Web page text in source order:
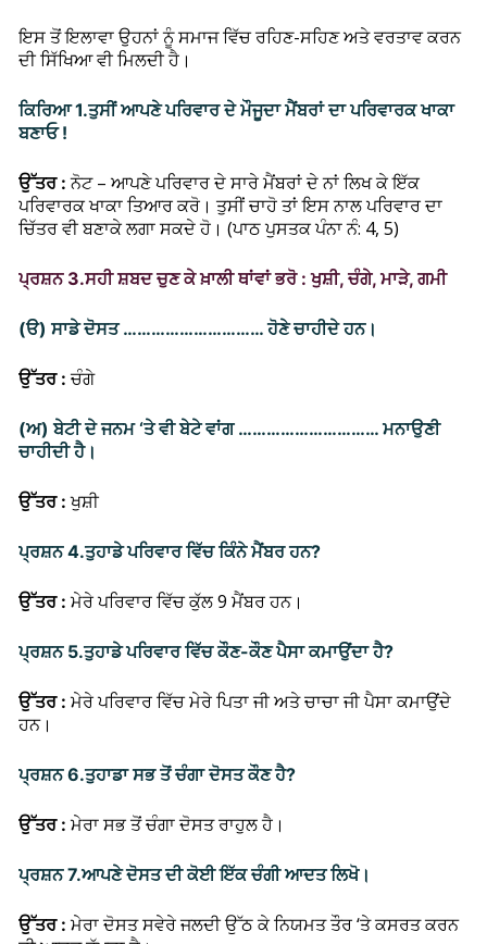
ਇਸ ਤੋਂ ਇਲਾਵਾ ਉਹਨਾਂ ਨੂੰ ਸਮਾਜ ਵਿੱਚ ਰਹਿਣ-ਸਹਿਣ ਅਤੇ ਵਰਤਾਵ ਕਰਨ
ਦੀ ਸਿੱਖਿਆ ਵੀ ਮਿਲਦੀ ਹੈ।
ਕਿਰਿਆ 1.ਤੁਸੀਂ ਆਪਣੇ ਪਰਿਵਾਰ ਦੇ ਮੌਜੂਦਾ ਮੈਂਬਰਾਂ ਦਾ ਪਰਿਵਾਰਕ ਖਾਕਾ
ਬਣਾਓ !
ਉੱਤਰ :ਨੋਟ – ਆਪਣੇ ਪਰਿਵਾਰ ਦੇ ਸਾਰੇ ਮੈਂਬਰਾਂ ਦੇ ਨਾਂ ਲਿਖ ਕੇ ਇੱਕ
ਪਰਿਵਾਰਕ ਖਾਕਾ ਤਿਆਰ ਕਰੋ। ਤੁਸੀਂ ਚਾਹੋ ਤਾਂ ਇਸ ਨਾਲ ਪਰਿਵਾਰ ਦਾ
ਚਿੱਤਰ ਵੀ ਬਣਾਕੇ ਲਗਾ ਸਕਦੇ ਹੋ। (ਪਾਠ ਪੁਸਤਕ ਪੰਨਾ ਨੰ: 4, 5)
ਪ੍ਰਸ਼ਨ 3.ਸਹੀ ਸ਼ਬਦ ਚੁਣ ਕੇ ਖ਼ਾਲੀ ਥਾਂਵਾਂ ਭਰੋ : ਖੁਸ਼ੀ, ਚੰਗੇ, ਮਾੜੇ, ਗਮੀ
(ੳ) ਸਾਡੇ ਦੋਸਤ ………………………… ਹੋਣੇ ਚਾਹੀਦੇ ਹਨ।
ਉੱਤਰ : ਚੰਗੇ
(ਅ) ਬੇਟੀ ਦੇ ਜਨਮ ‘ਤੇ ਵੀ ਬੇਟੇ ਵਾਂਗ ………………………… ਮਨਾਉਣੀ
ਚਾਹੀਦੀ ਹੈ।
ਉੱਤਰ :ਖੁਸ਼ੀ
ਪ੍ਰਸ਼ਨ 4.ਤੁਹਾਡੇ ਪਰਿਵਾਰ ਵਿੱਚ ਕਿੰਨੇ ਮੈਂਬਰ ਹਨ?
ਉੱਤਰ : ਮੇਰੇ ਪਰਿਵਾਰ ਵਿੱਚ ਕੁੱਲ 9 ਮੈਂਬਰ ਹਨ।
ਪ੍ਰਸ਼ਨ 5.ਤੁਹਾਡੇ ਪਰਿਵਾਰ ਵਿੱਚ ਕੌਣ-ਕੌਣ ਪੈਸਾ ਕਮਾਉਂਦਾ ਹੈ?
ਉੱਤਰ : ਮੇਰੇ ਪਰਿਵਾਰ ਵਿੱਚ ਮੇਰੇ ਪਿਤਾ ਜੀ ਅਤੇ ਚਾਚਾ ਜੀ ਪੈਸਾ ਕਮਾਉਂਦੇ
ਹਨ।
ਪ੍ਰਸ਼ਨ 6.ਤੁਹਾਡਾ ਸਭ ਤੋਂ ਚੰਗਾ ਦੋਸਤ ਕੌਣ ਹੈ?
ਉੱਤਰ : ਮੇਰਾ ਸਭ ਤੋਂ ਚੰਗਾ ਦੋਸਤ ਰਾਹੁਲ ਹੈ।
ਪ੍ਰਸ਼ਨ 7.ਆਪਣੇ ਦੋਸਤ ਦੀ ਕੋਈ ਇੱਕ ਚੰਗੀ ਆਦਤ ਲਿਖੋ।
ਉੱਤਰ : ਮੇਰਾ ਦੋਸਤ ਸਵੇਰੇ ਜਲਦੀ ਉੱਠ ਕੇ ਨਿਯਮਤ ਤੌਰ ‘ਤੇ ਕਸਰਤ ਕਰਨ